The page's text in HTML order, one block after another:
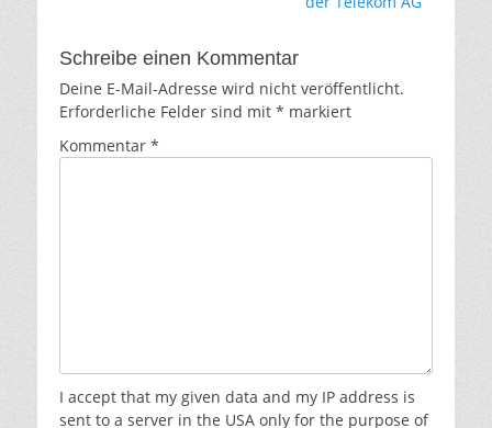
Schreibe einen Kommentar
Deine E-Mail-Adresse wird nicht veröffentlicht.
Erforderliche Felder sind mit * markiert
Kommentar *
I accept that my given data and my IP address is
sent to a server in the USA only for the purpose of